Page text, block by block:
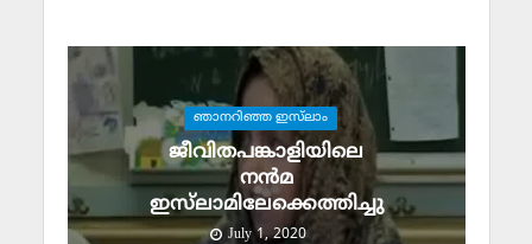
ഞാനറിഞ്ഞ ഇസ്‌ലാം
ജീവിതപങ്കാളിയിലെ
നന്‍മ
ഇസ്‌ലാമിലേക്കെത്തിച്ചു
July 1, 2020